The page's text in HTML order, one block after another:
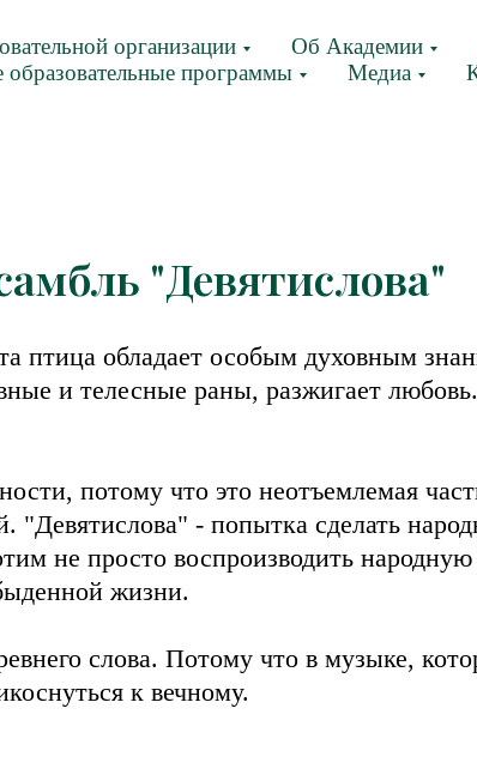
организации Об Академии
образовательные программы
Медиа
"Девятислова"
птица обладает особым духовным
и телесные раны, разжигает
потому что это неотъемлемая
- попытка сделать
не просто воспроизводить
жизни.
слова. Потому что в музыке,
к вечному.